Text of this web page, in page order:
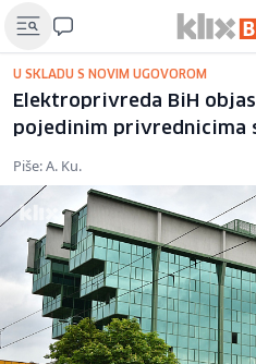
U SKLADU S NOVIM UGOVOROM
Elektroprivreda BiH
pojedinim privrednicima
Piše: A. Ku.